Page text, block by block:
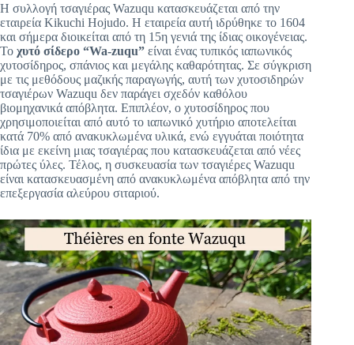
Η συλλογή τσαγιέρας Wazuqu κατασκευάζεται από την
εταιρεία Kikuchi Hojudo. Η εταιρεία αυτή ιδρύθηκε το 1604
και σήμερα διοικείται από τη 15η γενιά της ίδιας οικογένειας.
Το χυτό σίδερο “Wa-zuqu” είναι ένας τυπικός ιαπωνικός
χυτοσίδηρος, σπάνιος και μεγάλης καθαρότητας. Σε σύγκριση
με τις μεθόδους μαζικής παραγωγής, αυτή των χυτοσιδηρών
τσαγιέρων Wazuqu δεν παράγει σχεδόν καθόλου
βιομηχανικά απόβλητα. Επιπλέον, ο χυτοσίδηρος που
χρησιμοποιείται από αυτό το ιαπωνικό χυτήριο αποτελείται
κατά 70% από ανακυκλωμένα υλικά, ενώ εγγυάται ποιότητα
ίδια με εκείνη μιας τσαγιέρας που κατασκευάζεται από νέες
πρώτες ύλες. Τέλος, η συσκευασία των τσαγιέρες Wazuqu
είναι κατασκευασμένη από ανακυκλωμένα απόβλητα από την
επεξεργασία αλεύρου σιταριού.